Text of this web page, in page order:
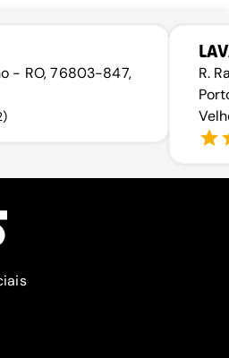
- RO, 76803-847,
)
R.